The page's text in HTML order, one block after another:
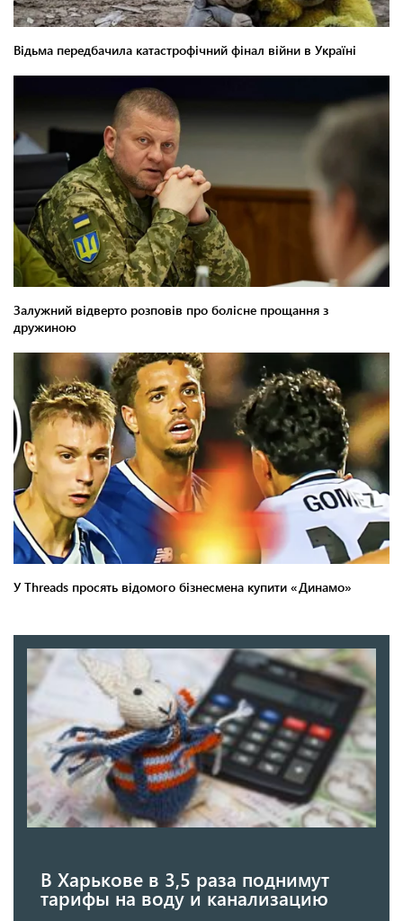
В Харькове в 3,5 раза поднимут
тарифы на воду и канализацию